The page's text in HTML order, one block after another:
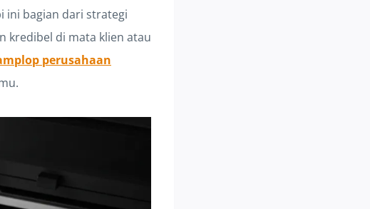
ini bagian dari strategi
kredibel di mata klien atau
perusahaan